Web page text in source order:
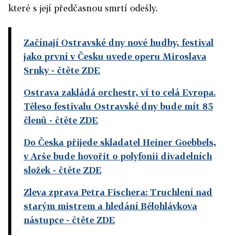
které s její předčasnou smrtí odešly.
Začínají Ostravské dny nové hudby, festival
jako první v Česku uvede operu Miroslava
Srnky- čtěte ZDE
Ostrava zakládá orchestr, ví to celá Evropa.
Těleso festivalu Ostravské dny bude mít 85
členů - čtěte ZDE
Do Česka přijede skladatel Heiner Goebbels,
v Arše bude hovořit o polyfonii divadelních
složek - čtěte ZDE
Zleva zprava Petra Fischera: Truchlení nad
starým mistrem a hledání Bělohlávkova
nástupce - čtěte ZDE